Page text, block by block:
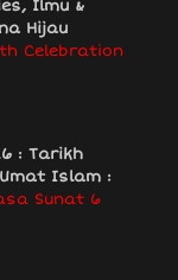
Ilmu &
Hijau
Celebration
: Tarikh
Islam :
Sunat 6